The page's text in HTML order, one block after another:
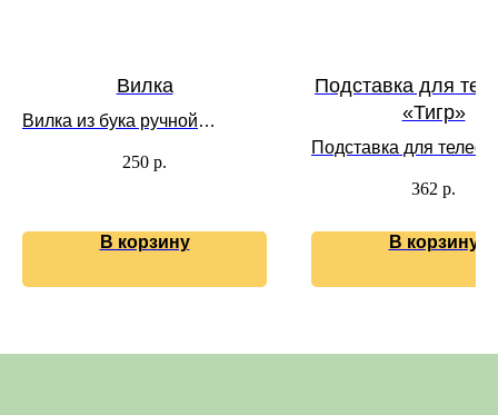
Вилка
Вилка из бука ручной
250 р.
В корзину
Подставка для
«Тигр»
Подставка для
362 р.
В корзину